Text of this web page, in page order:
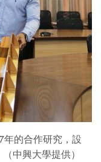
的合作研究，設
中興大學提供）